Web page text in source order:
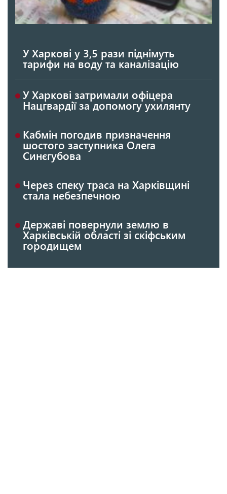
У Харкові у 3,5 рази піднімуть
тарифи на воду та каналізацію
У Харкові затримали офіцера
Нацгвардії за допомогу ухилянту
Кабмін погодив призначення
шостого заступника Олега
Синєгубова
Через спеку траса на Харківщині
стала небезпечною
Державі повернули землю в
Харківській області зі скіфським
городищем